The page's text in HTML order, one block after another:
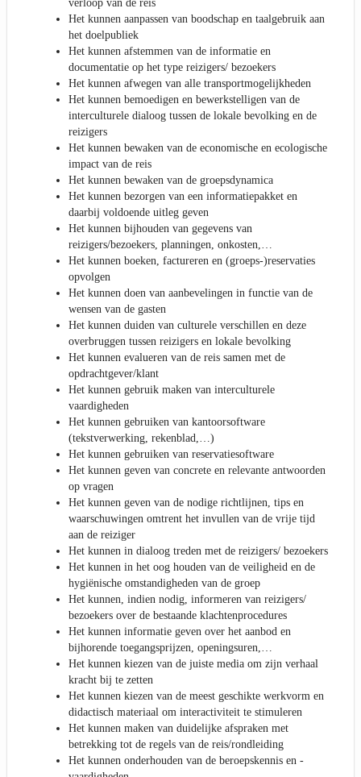
verloop van de reis
Het kunnen aanpassen van boodschap en taalgebruik aan
het doelpubliek
Het kunnen afstemmen van de informatie en
documentatie op het type reizigers/ bezoekers
Het kunnen afwegen van alle transportmogelijkheden
Het kunnen bemoedigen en bewerkstelligen van de
interculturele dialoog tussen de lokale bevolking en de
reizigers
Het kunnen bewaken van de economische en ecologische
impact van de reis
Het kunnen bewaken van de groepsdynamica
Het kunnen bezorgen van een informatiepakket en
daarbij voldoende uitleg geven
Het kunnen bijhouden van gegevens van
reizigers/bezoekers, planningen, onkosten,…
Het kunnen boeken, factureren en (groeps-)reservaties
opvolgen
Het kunnen doen van aanbevelingen in functie van de
wensen van de gasten
Het kunnen duiden van culturele verschillen en deze
overbruggen tussen reizigers en lokale bevolking
Het kunnen evalueren van de reis samen met de
opdrachtgever/klant
Het kunnen gebruik maken van interculturele
vaardigheden
Het kunnen gebruiken van kantoorsoftware
(tekstverwerking, rekenblad,…)
Het kunnen gebruiken van reservatiesoftware
Het kunnen geven van concrete en relevante antwoorden
op vragen
Het kunnen geven van de nodige richtlijnen, tips en
waarschuwingen omtrent het invullen van de vrije tijd
aan de reiziger
Het kunnen in dialoog treden met de reizigers/ bezoekers
Het kunnen in het oog houden van de veiligheid en de
hygiënische omstandigheden van de groep
Het kunnen, indien nodig, informeren van reizigers/
bezoekers over de bestaande klachtenprocedures
Het kunnen informatie geven over het aanbod en
bijhorende toegangsprijzen, openingsuren,…
Het kunnen kiezen van de juiste media om zijn verhaal
kracht bij te zetten
Het kunnen kiezen van de meest geschikte werkvorm en
didactisch materiaal om interactiviteit te stimuleren
Het kunnen maken van duidelijke afspraken met
betrekking tot de regels van de reis/rondleiding
Het kunnen onderhouden van de beroepskennis en -